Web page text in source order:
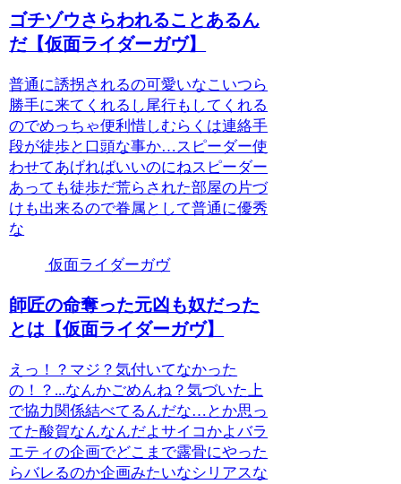
ゴチゾウさらわれることあるん
だ【仮面ライダーガヴ】
普通に誘拐されるの可愛いなこいつら
勝手に来てくれるし尾行もしてくれる
のでめっちゃ便利惜しむらくは連絡手
段が徒歩と口頭な事か…スピーダー使
わせてあげればいいのにねスピーダー
あっても徒歩だ荒らされた部屋の片づ
けも出来るので眷属として普通に優秀
な
仮面ライダーガヴ
師匠の命奪った元凶も奴だった
とは【仮面ライダーガヴ】
えっ！？マジ？気付いてなかった
の！？...なんかごめんね？気づいた上
で協力関係結べてるんだな…とか思っ
てた酸賀なんなんだよサイコかよバラ
エティの企画でどこまで露骨にやった
らバレるのか企画みたいなシリアスな